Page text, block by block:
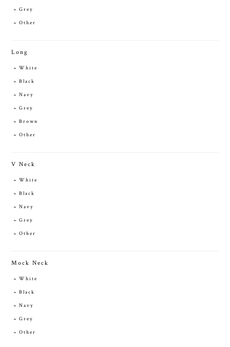
Grey
Other
Long
White
Black
Navy
Grey
Brown
Other
V Neck
White
Black
Navy
Grey
Other
Mock Neck
White
Black
Navy
Grey
Other